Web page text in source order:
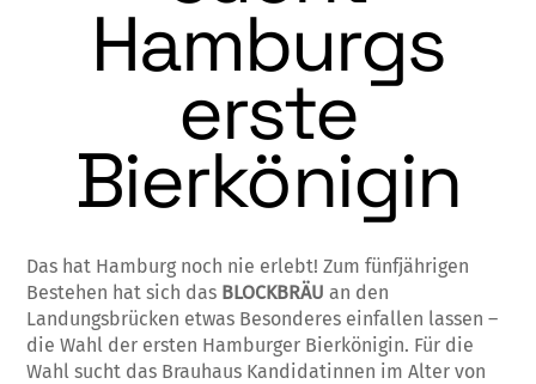
Hamburgs
erste
Bierkönigin
Das hat Hamburg noch nie erlebt! Zum fünfjährigen
Bestehen hat sich das BLOCKBRÄU an den
Landungsbrücken etwas Besonderes einfallen lassen –
die Wahl der ersten Hamburger Bierkönigin. Für die
Wahl sucht das Brauhaus Kandidatinnen im Alter von